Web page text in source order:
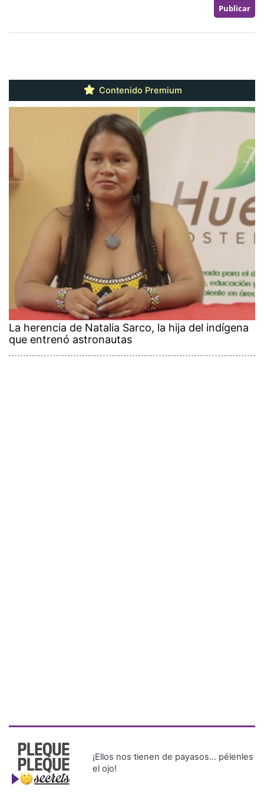
Contenido Premium
La herencia de Natalia Sarco, la hija del indígena
que entrenó astronautas
¡Ellos nos tienen de payasos… pélenles
el ojo!